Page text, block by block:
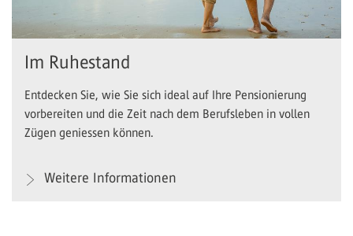
Im Ruhestand
Entdecken Sie, wie Sie sich ideal auf Ihre Pensionierung
vorbereiten und die Zeit nach dem Berufsleben in vollen
Zügen geniessen können.
Weitere Informationen